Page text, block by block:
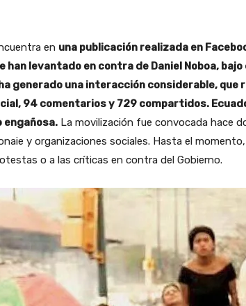
en una publicación realizada en
han levantado en contra de Daniel Noboa,
generado una interacción considerable, que
94 comentarios y 729 compartidos.
engañosa. La movilización fue convocada hace
y organizaciones sociales. Hasta el
o a las críticas en contra del Gobierno.